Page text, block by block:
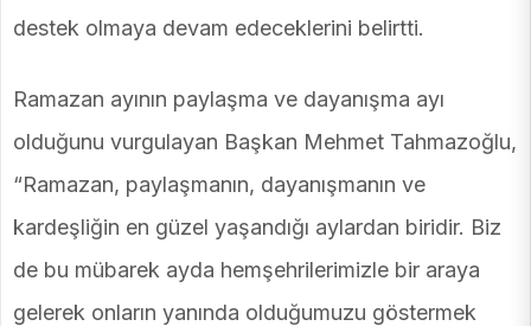
destek olmaya devam edeceklerini belirtti.
Ramazan ayının paylaşma ve dayanışma ayı
olduğunu vurgulayan Başkan Mehmet Tahmazoğlu,
“Ramazan, paylaşmanın, dayanışmanın ve
kardeşliğin en güzel yaşandığı aylardan biridir. Biz
de bu mübarek ayda hemşehrilerimizle bir araya
gelerek onların yanında olduğumuzu göstermek